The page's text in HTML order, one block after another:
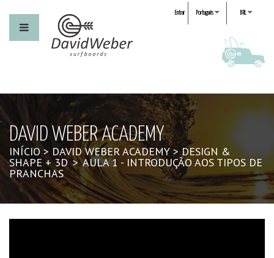
BRL
Português
Entrar
DAVID WEBER ACADEMY
INÍCIO > DAVID WEBER ACADEMY > DESIGN &
SHAPE + 3D >AULA 1 - INTRODUÇÃO AOS TIPOS DE
PRANCHAS